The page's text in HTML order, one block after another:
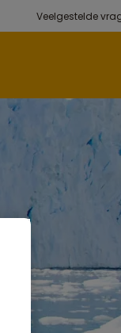
Veelgestelde